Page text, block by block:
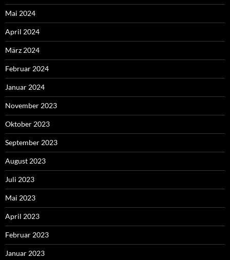
Mai 2024
April 2024
März 2024
Februar 2024
Januar 2024
November 2023
Oktober 2023
September 2023
August 2023
Juli 2023
Mai 2023
April 2023
Februar 2023
Januar 2023